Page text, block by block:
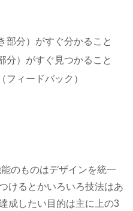
部分） がすぐ分かること
分） がすぐ見つかること
フィードバック）
のものはデザインを統一
けるとかいろいろ技法はあ
成したい目的は主に上の3